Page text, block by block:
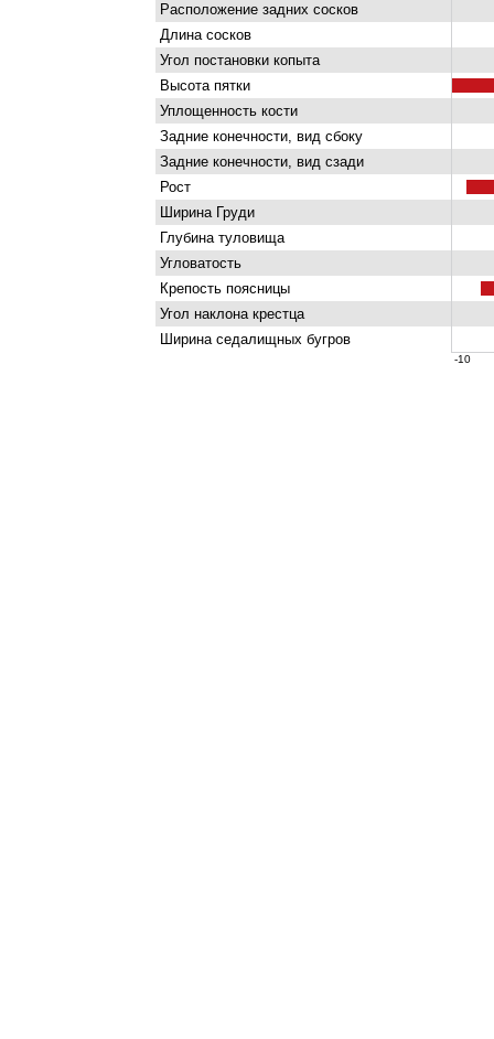
Расположение задних сосков
Длина сосков
Угол постановки копыта
Высота пятки
Уплощенность кости
Задние конечности, вид сбоку
Задние конечности, вид сзади
Рост
Ширина Груди
Глубина туловища
Угловатость
Крепость поясницы
Угол наклона крестца
Ширина седалищных бугров
-10